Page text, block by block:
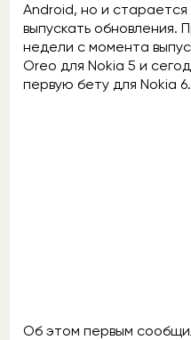
Android, но и
выпускать обновления.
недели с момента
Oreo для Nokia 5 и
первую бету для Nokia 6.
Об этом первым